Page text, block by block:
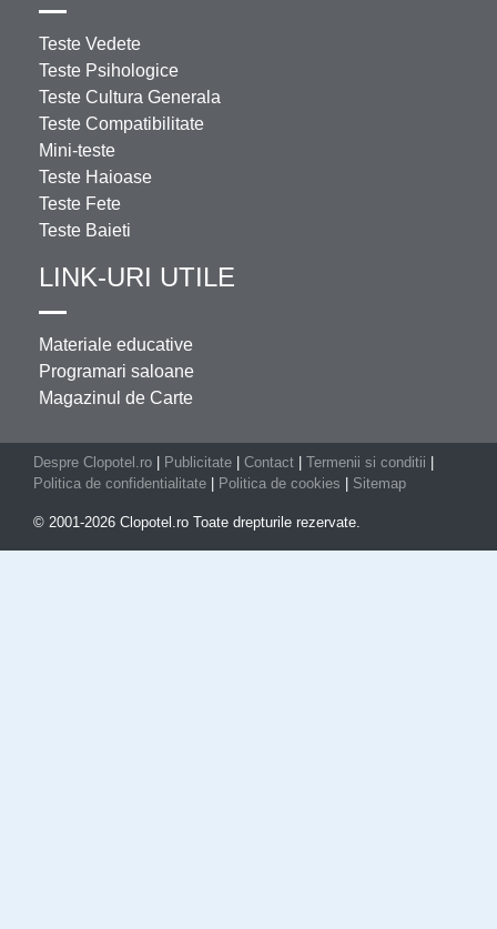
Teste Vedete
Teste Psihologice
Teste Cultura Generala
Teste Compatibilitate
Mini-teste
Teste Haioase
Teste Fete
Teste Baieti
LINK-URI UTILE
Materiale educative
Programari saloane
Magazinul de Carte
Despre Clopotel.ro Publicitate Contact Termenii si conditii
Politica de confidentialitate
Politica de cookies Sitemap
© 2001-2026 Clopotel.ro Toate drepturile rezervate.